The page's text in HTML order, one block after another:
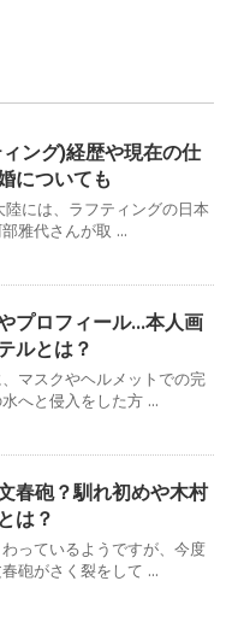
ング)経歴や現在の仕
についても
には、ラフティングの日本
雅代さんが取 ...
プロフィール…本人画
ルとは？
マスクやヘルメットでの完
へと侵入をした方 ...
春砲？馴れ初めや木村
は？
っているようですが、今度
砲がさく裂をして ...